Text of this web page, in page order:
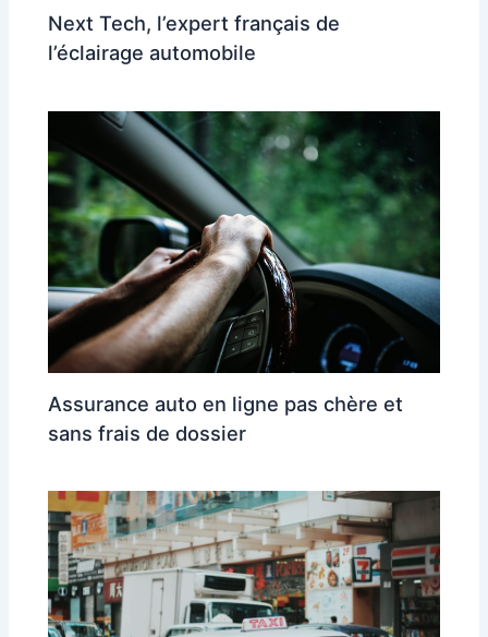
Next Tech, l’expert français de
l’éclairage automobile
Assurance auto en ligne pas chère et
sans frais de dossier